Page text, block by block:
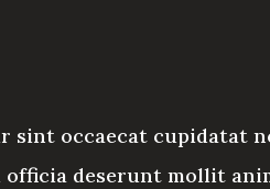
sint occaecat cupidatat
officia deserunt mollit